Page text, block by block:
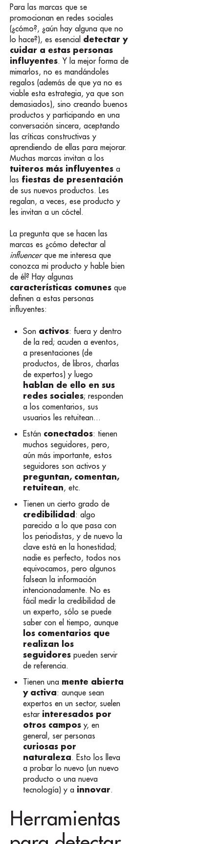
Para las marcas que se
promocionan en redes sociales
(¿cómo?, ¿aún hay alguna que no
lo hace?), es esencial detectar y
cuidar a estas personas
influyentes. Y la mejor forma de
mimarlos, no es mandándoles
regalos (además de que ya no es
viable esta estrategia, ya que son
demasiados), sino creando buenos
productos y participando en una
conversación sincera, aceptando
las críticas constructivas y
aprendiendo de ellas para mejorar.
Muchas marcas invitan a los
tuiteros más influyentes a
las fiestas de presentación
de sus nuevos productos. Les
regalan, a veces, ese producto y
les invitan a un cóctel.
La pregunta que se hacen las
marcas es ¿cómo detectar al
influencerque me interesa que
conozca mi producto y hable bien
de él? Hay algunas
características comunes que
definen a estas personas
influyentes:
Son activos: fuera y dentro
de la red; acuden a eventos,
a presentaciones (de
productos, de libros, charlas
de expertos) y luego
hablan de ello en sus
redes sociales; responden
a los comentarios, sus
usuarios les retuitean...
Están conectados: tienen
muchos seguidores, pero,
aún más importante, estos
seguidores son activos y
preguntan, comentan,
retuitean, etc.
Tienen un cierto grado de
credibilidad : algo
parecido a lo que pasa con
los periodistas, y de nuevo la
clave está en la honestidad;
nadie es perfecto, todos nos
equivocamos, pero algunos
falsean la información
intencionadamente. No es
fácil medir la credibilidad de
un experto, sólo se puede
saber con el tiempo, aunque
los comentarios que
realizan los
seguidores pueden servir
de referencia.
Tienen una mente abierta
y activa: aunque sean
expertos en un sector, suelen
estar interesados por
otros campos y, en
general, ser personas
curiosas por
naturaleza. Esto los lleva
a probar lo nuevo (un nuevo
producto o una nueva
tecnología) y a innovar.
Herramientas